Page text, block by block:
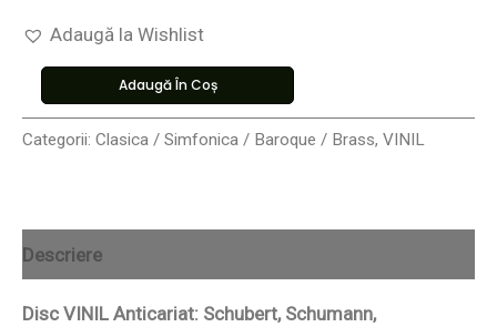
Adaugă la Wishlist
Adaugă În Coș
Categorii: Clasica / Simfonica / Baroque / Brass, VINIL
Descriere
Disc VINIL Anticariat: Schubert, Schumann,